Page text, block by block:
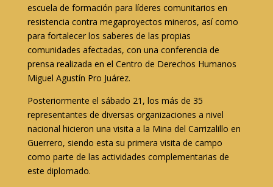
escuela de formación para líderes comunitarios en
resistencia contra megaproyectos mineros, así como
para fortalecer los saberes de las propias
comunidades afectadas, con una conferencia de
prensa realizada en el Centro de Derechos Humanos
Miguel Agustín Pro Juárez.
Posteriormente el sábado 21, los más de 35
representantes de diversas organizaciones a nivel
nacional hicieron una visita a la Mina del Carrizalillo en
Guerrero, siendo esta su primera visita de campo
como parte de las actividades complementarias de
este diplomado.